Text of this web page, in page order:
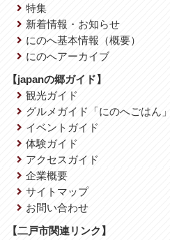
特集
新着情報・お知らせ
にのへ基本情報（概要）
にのへアーカイブ
【japanの郷ガイド】
観光ガイド
グルメガイド「にのへごはん」
イベントガイド
体験ガイド
アクセスガイド
企業概要
サイトマップ
お問い合わせ
【二戸市関連リンク】